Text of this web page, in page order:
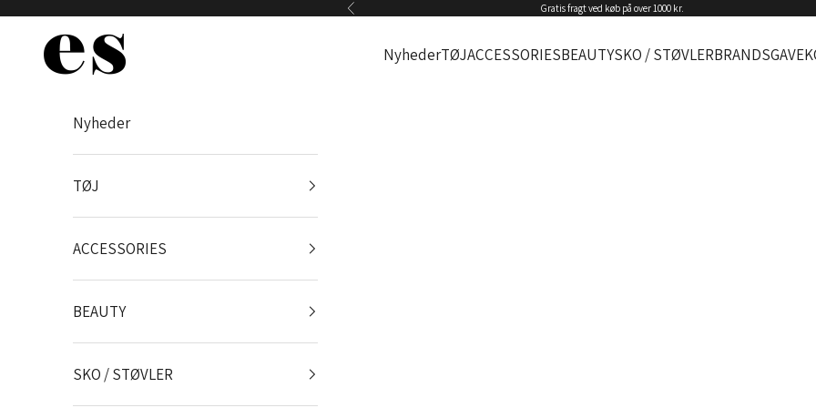
Spring til indhold Forrige Gratis fragt ved køb på over 1000 kr.
Es Webshop NyhederTØJACCESSORIESBEAUTYSKO / STØVLERBRANDS
Nyheder
TØJ
ACCESSORIES
BEAUTY
SKO / STØVLER